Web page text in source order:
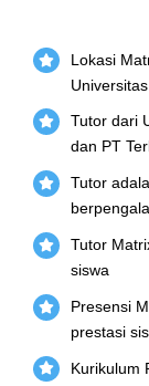
Lokasi
Tutor dari
dan PT
Tutor
Tutor
siswa
Presensi
prestasi
Kurikulum